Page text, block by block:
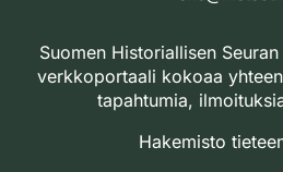
Suomen Historiallisen
verkkoportaali kokoaa
tapahtumia,
Hakemisto